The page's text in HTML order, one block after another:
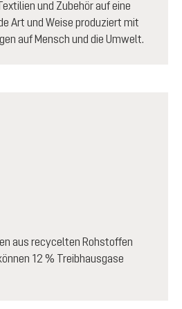
und Zubehör auf eine
Art und Weise produziert mit
auf Mensch und die Umwelt.
aus recycelten Rohstoffen
12 % Treibhausgase